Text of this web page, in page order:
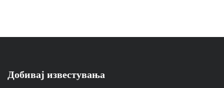
Добивај известувања